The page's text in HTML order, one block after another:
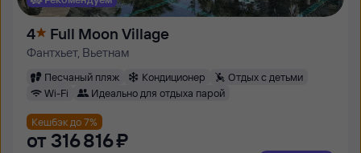
4 Full Moon Village
Фантхьет, Вьетнам
Песчаный пляж Кондиционер
Отдых с детьми
Wi-Fi
Идеально для отдыха парой
Кешбэк до 7%
от 316 ⁠816 ⁠₽